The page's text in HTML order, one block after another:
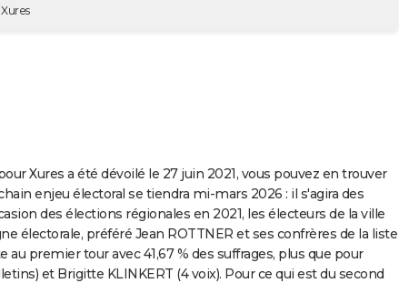
Xures a été dévoilé le 27 juin 2021, vous pouvez en trouver
enjeu électoral se tiendra mi-mars 2026 : il s'agira des
des élections régionales en 2021, les électeurs de la ville
électorale, préféré Jean ROTTNER et ses confrères de la liste
au premier tour avec 41,67 % des suffrages, plus que pour
et Brigitte KLINKERT (4 voix). Pour ce qui est du second